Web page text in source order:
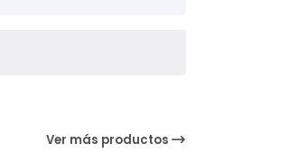
Ver más productos